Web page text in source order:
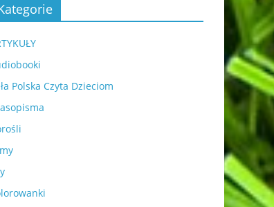
Polska Czyta Dzieciom